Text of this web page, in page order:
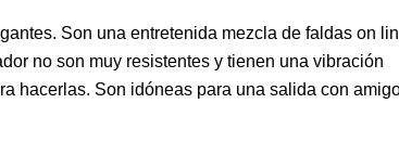
Son una entretenida mezcla de faldas on
no son muy resistentes y tienen una vibración
hacerlas. Son idóneas para una salida con